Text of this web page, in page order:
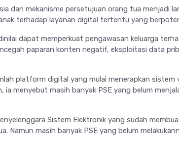
dan mekanisme persetujuan orang tua menjadi
terhadap layanan digital tertentu yang
dapat memperkuat pengawasan keluarga
paparan konten negatif, eksploitasi data
platform digital yang mulai menerapkan sistem
ia menyebut masih banyak PSE yang belum
Sistem Elektronik yang sudah
Namun masih banyak PSE yang belum